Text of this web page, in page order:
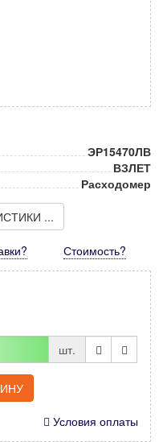
ЭР15470ЛВ
ВЗЛЕТ
Расходомер
...
Стоимость?
шт.
Условия оплаты